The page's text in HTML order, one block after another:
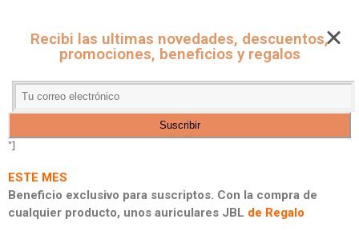
CUPONES DE DESCUENTO, PROMOCIONES Y 2X1
Recibi las ultimas novedades, descuentos,
promociones, beneficios y regalos
"]
ESTE MES
Beneficio exclusivo para suscriptos. Con la compra de
cualquier producto, unos auriculares JBL de Regalo